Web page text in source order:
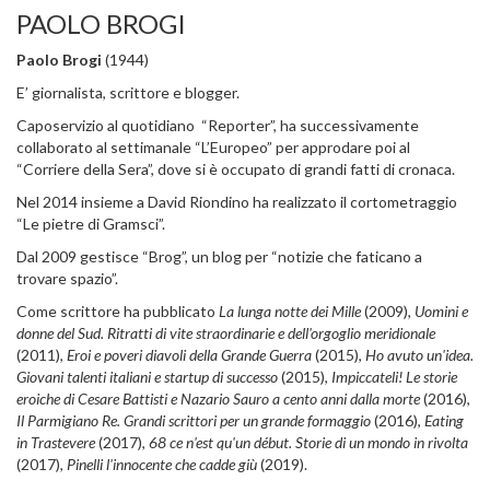
PAOLO BROGI
Paolo Brogi (1944)
E’ giornalista, scrittore e blogger.
Caposervizio al quotidiano “Reporter”, ha successivamente
collaborato al settimanale “L’Europeo” per approdare poi al
“Corriere della Sera”, dove si è occupato di grandi fatti di cronaca.
Nel 2014 insieme a David Riondino ha realizzato il cortometraggio
“Le pietre di Gramsci”.
Dal 2009 gestisce “Brog”, un blog per “notizie che faticano a
trovare spazio”.
Come scrittore ha pubblicato La lunga notte dei Mille(2009), Uomini e
donne del Sud. Ritratti di vite straordinarie e dell'orgoglio meridionale
(2011), Eroi e poveri diavoli della Grande Guerra(2015), Ho avuto un'idea.
Giovani talenti italiani e startup di successo(2015), Impiccateli! Le storie
eroiche di Cesare Battisti e Nazario Sauro a cento anni dalla morte(2016),
Il Parmigiano Re. Grandi scrittori per un grande formaggio(2016), Eating
in Trastevere(2017), 68 ce n'est qu'un début. Storie di un mondo in rivolta
(2017), Pinelli l'innocente che cadde giù(2019).